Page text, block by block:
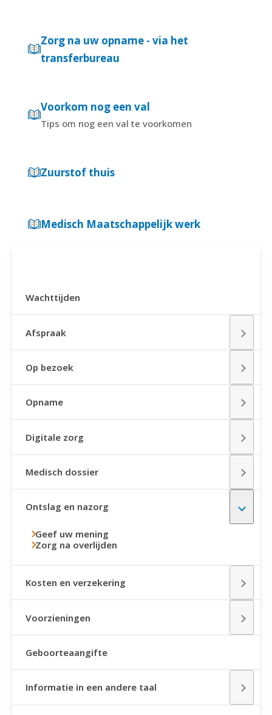
Wachttijden
Afspraak
Op bezoek
Opname
Digitale zorg
Medisch dossier
Ontslag en nazorg
Geef uw mening
Zorg na overlijden
Kosten en verzekering
Voorzieningen
Geboorteaangifte
Informatie in een andere taal
Zorg na uw opname - via het
transferbureau
Voorkom nog een val
Tips om nog een val te voorkomen
Zuurstof thuis
Medisch Maatschappelijk werk